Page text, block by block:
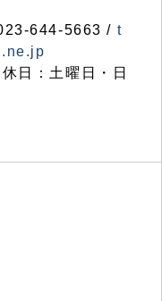
644-5663 / t
日：土曜日・日